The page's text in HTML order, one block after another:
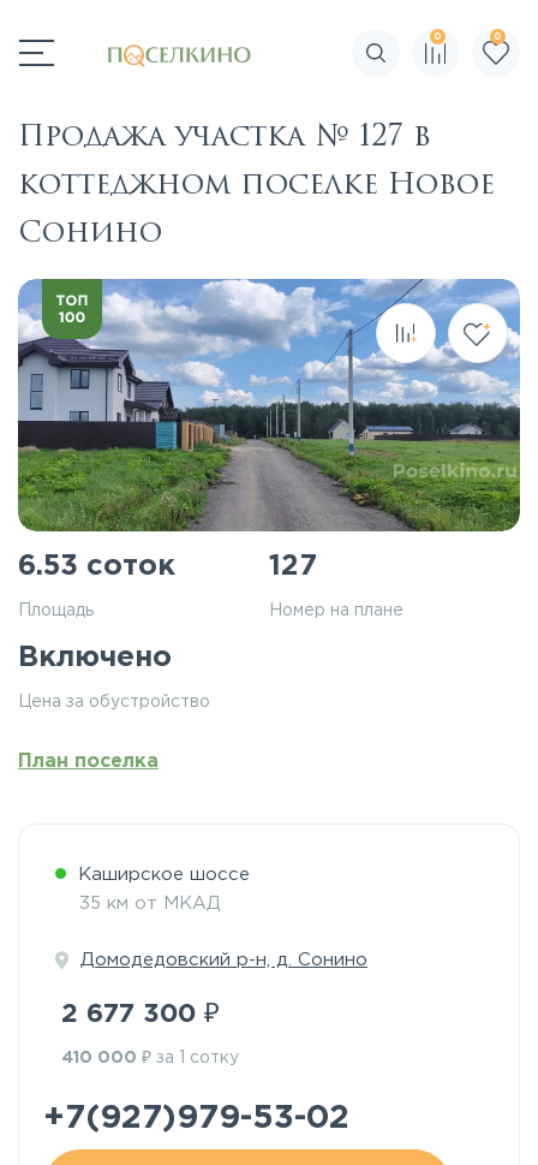
Поиск по сайту
0 0
Продажа участка № 127 в
коттеджном поселке Новое
Сонино
6.53 соток
Площадь
127
Номер на плане
Включено
Цена за обустройство
План поселка
Каширское шоссе
35 км от МКАД
Домодедовский р-н, д. Сонино
2 677 300 ₽
410 000 ₽ за 1 сотку
+7(927)979-53-02